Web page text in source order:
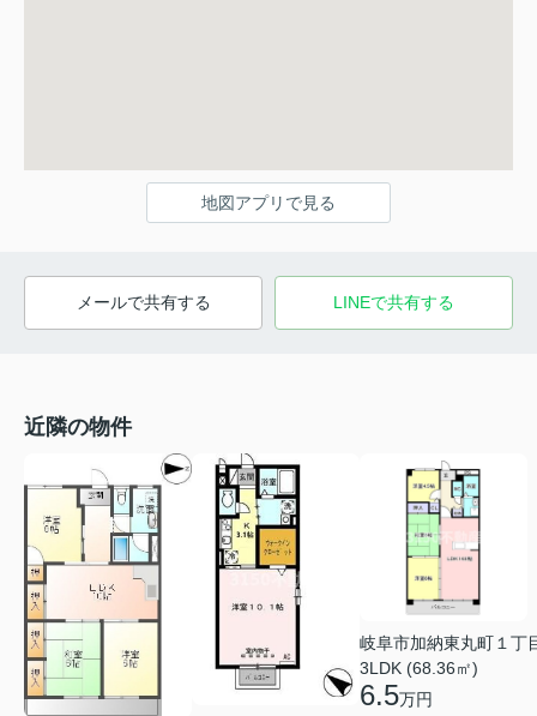
地図アプリで見る
メールで共有する LINEで共有する
近隣の物件
岐阜市加納東丸町１丁
3LDK (68.36㎡)
6.5万円